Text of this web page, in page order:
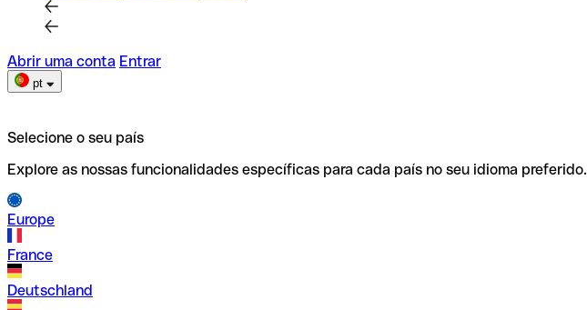
Abrir uma conta Entrar
pt
Selecione o seu país
Explore as nossas funcionalidades específicas para cada país no seu idioma preferido.
Europe
France
Deutschland